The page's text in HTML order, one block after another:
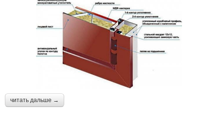
читать дальше →